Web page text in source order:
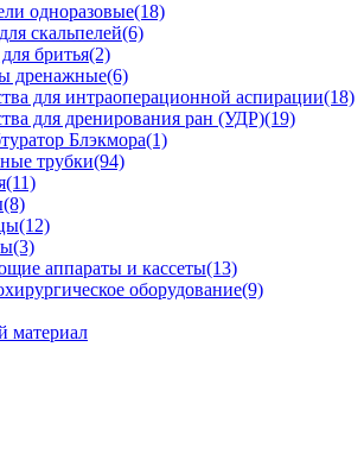
одноразовые(18)
скальпелей(6)
бритья(2)
дренажные(6)
для интраоперационной аспирации(18)
для дренирования ран (УДР)(19)
Блэкмора(1)
трубки(94)
(11)
(8)
(12)
(3)
аппараты и кассеты(13)
оборудование(9)
материал